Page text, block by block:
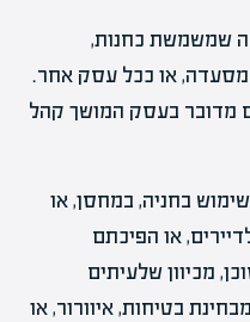
שמשמשת כחנות,
כמסעדה, או ככל עסק אחר.
מדובר בעסק המושך קהל
שימוש בחניה, במחסן, או
או הפיכתם
מכיוון שלעיתים
בטיחות, איוורור, או